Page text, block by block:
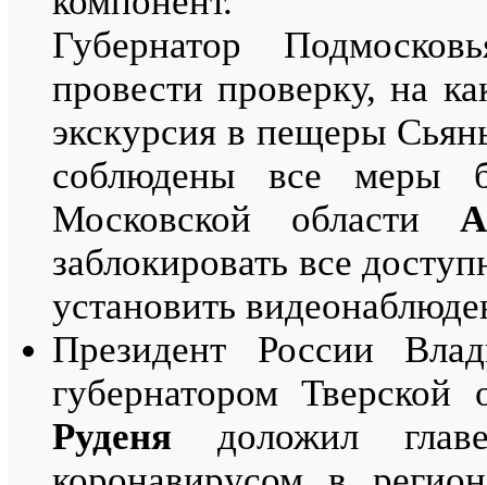
Губернатор
провести проверку, на
экскурсия в пещеры
соблюдены все меры
Московской области
заблокировать все
установить
Президент России
губернатором Тверской
Руденя доложил